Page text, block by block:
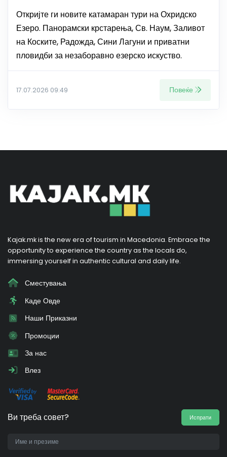
Откријте ги новите катамаран тури на Охридско
Езеро. Панорамски крстарења, Св. Наум, Заливот
на Коските, Радожда, Сини Лагуни и приватни
пловидби за незаборавно езерско искуство.
17.07.2026 09:49 Повеќе
Kajak.mk is the new era of tourism in Macedonia. Embrace the
opportunity to experience the country as the locals do,
immersing yourself in authentic cultural and daily life.
Сместувања
Каде Овде
Наши Приказни
Промоции
За нас
Влез
Ви треба совет? Испрати